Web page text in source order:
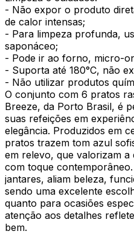
- Não expor o produto
de calor intensas;
- Para limpeza profunda,
saponáceo;
- Pode ir ao forno, micro-
- Suporta até 180°C, não
- Não utilizar produtos
O conjunto com 6 pratos
Breeze, da Porto Brasil, é
suas refeições em
elegância. Produzidos em
pratos trazem tom azul
em relevo, que valorizam a
com toque
jantares, aliam beleza,
sendo uma excelente
quanto para ocasiões
atenção aos detalhes
bem.